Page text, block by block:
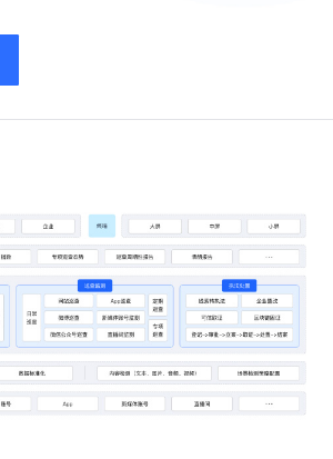
台
挂
察·内容巡查平台
号码认证
实人信息认证
营销反作弊
区块链
网站内容检测
历史数据清洗
广告合规